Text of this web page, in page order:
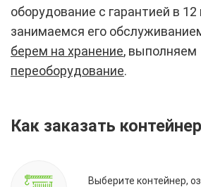
оборудование с гарантией в
занимаемся его
берем на хранение, выполняем
переоборудование.
Как заказать контейнер
Выберите контейнер,